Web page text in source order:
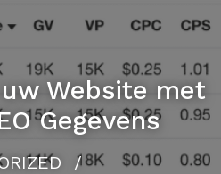
Website met
Gegevens
/